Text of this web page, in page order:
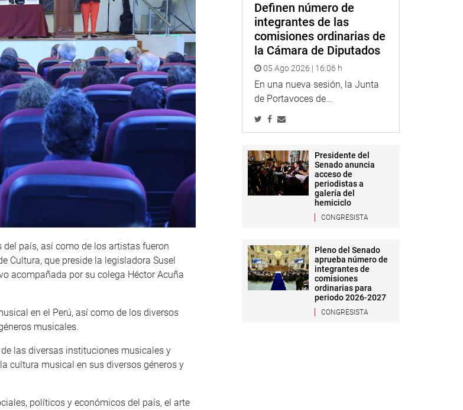
país, así como de los artistas fueron
Cultura, que preside la legisladora Susel
acompañada por su colega Héctor Acuña
en el Perú, así como de los diversos
musicales.
las diversas instituciones musicales y
cultura musical en sus diversos géneros y
políticos y económicos del país, el arte
Definen número de
integrantes de las
comisiones ordinarias de
la Cámara de Diputados
05 Ago 2026 | 16:06 h
En una nueva sesión, la Junta
de Portavoces de...
Presidente del
Senado anuncia
acceso de
periodistas a
galería del
hemiciclo
CONGRESISTA
Pleno del Senado
aprueba número de
integrantes de
comisiones
ordinarias para
periodo 2026-2027
CONGRESISTA